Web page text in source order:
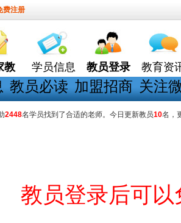
费注册
教 学员信息 教员登录 教育资
教员必读 加盟招商 关注
2448名学员找到了合适的老师。今日更新教员10名，
教员登录后可以